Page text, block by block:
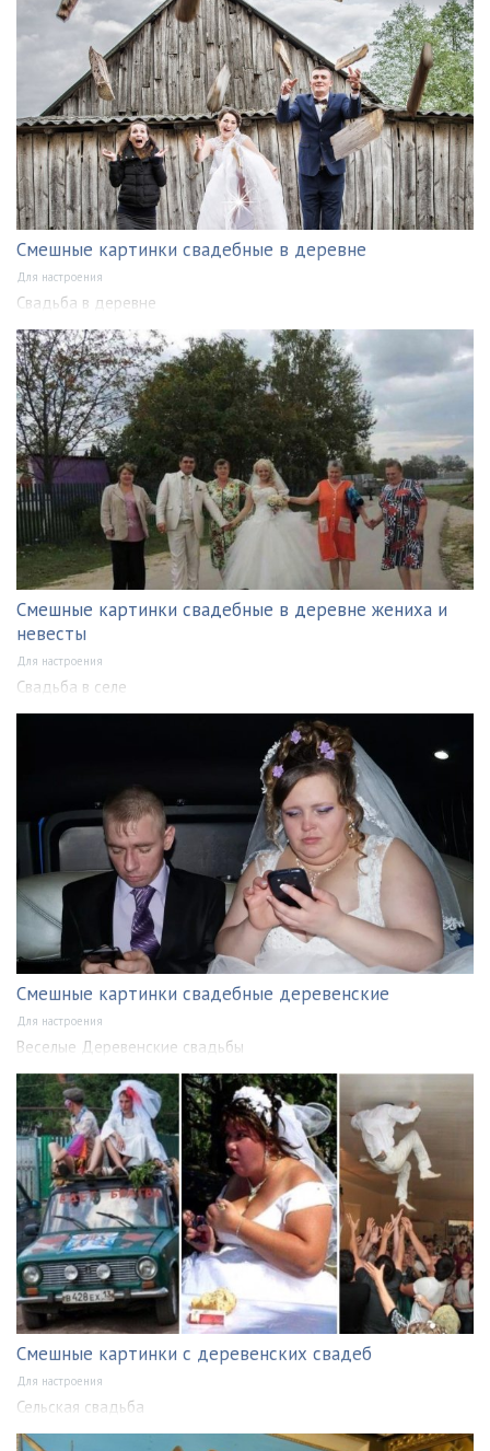
Смешные картинки свадебные в деревне
Для настроения
Свадьба в деревне
Смешные картинки свадебные в деревне жениха и
невесты
Для настроения
Свадьба в селе
Смешные картинки свадебные деревенские
Для настроения
Веселые Деревенские свадьбы
Смешные картинки с деревенских свадеб
Для настроения
Сельская свадьба